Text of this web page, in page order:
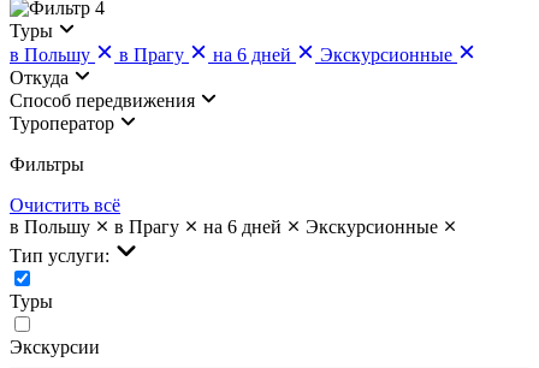
4
Туры
в Польшу
в Прагу на 6 дней
Экскурсионные
Откуда
Cпособ передвижения
Туроператор
Фильтры
Очистить всё
в Польшу
в Прагу на 6 дней
Экскурсионные
Тип услуги:
Туры
Экскурсии